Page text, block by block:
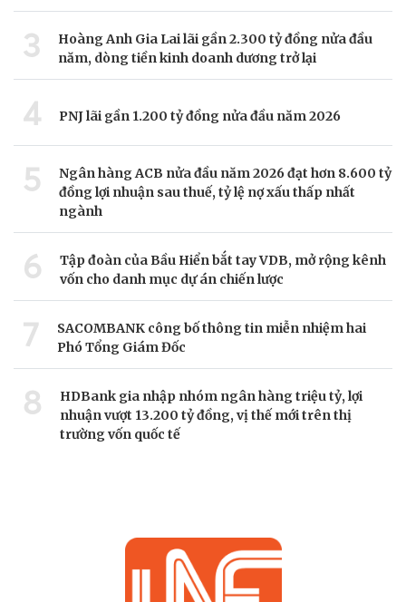
3
Hoàng Anh Gia Lai lãi gần 2.300 tỷ đồng nửa đầu
năm, dòng tiền kinh doanh dương trở lại
4 PNJ lãi gần 1.200 tỷ đồng nửa đầu năm 2026
5
Ngân hàng ACB nửa đầu năm 2026 đạt hơn 8.600 tỷ
đồng lợi nhuận sau thuế, tỷ lệ nợ xấu thấp nhất
ngành
6
Tập đoàn của Bầu Hiển bắt tay VDB, mở rộng kênh
vốn cho danh mục dự án chiến lược
7
SACOMBANK công bố thông tin miễn nhiệm hai
Phó Tổng Giám Đốc
8
HDBank gia nhập nhóm ngân hàng triệu tỷ, lợi
nhuận vượt 13.200 tỷ đồng, vị thế mới trên thị
trường vốn quốc tế